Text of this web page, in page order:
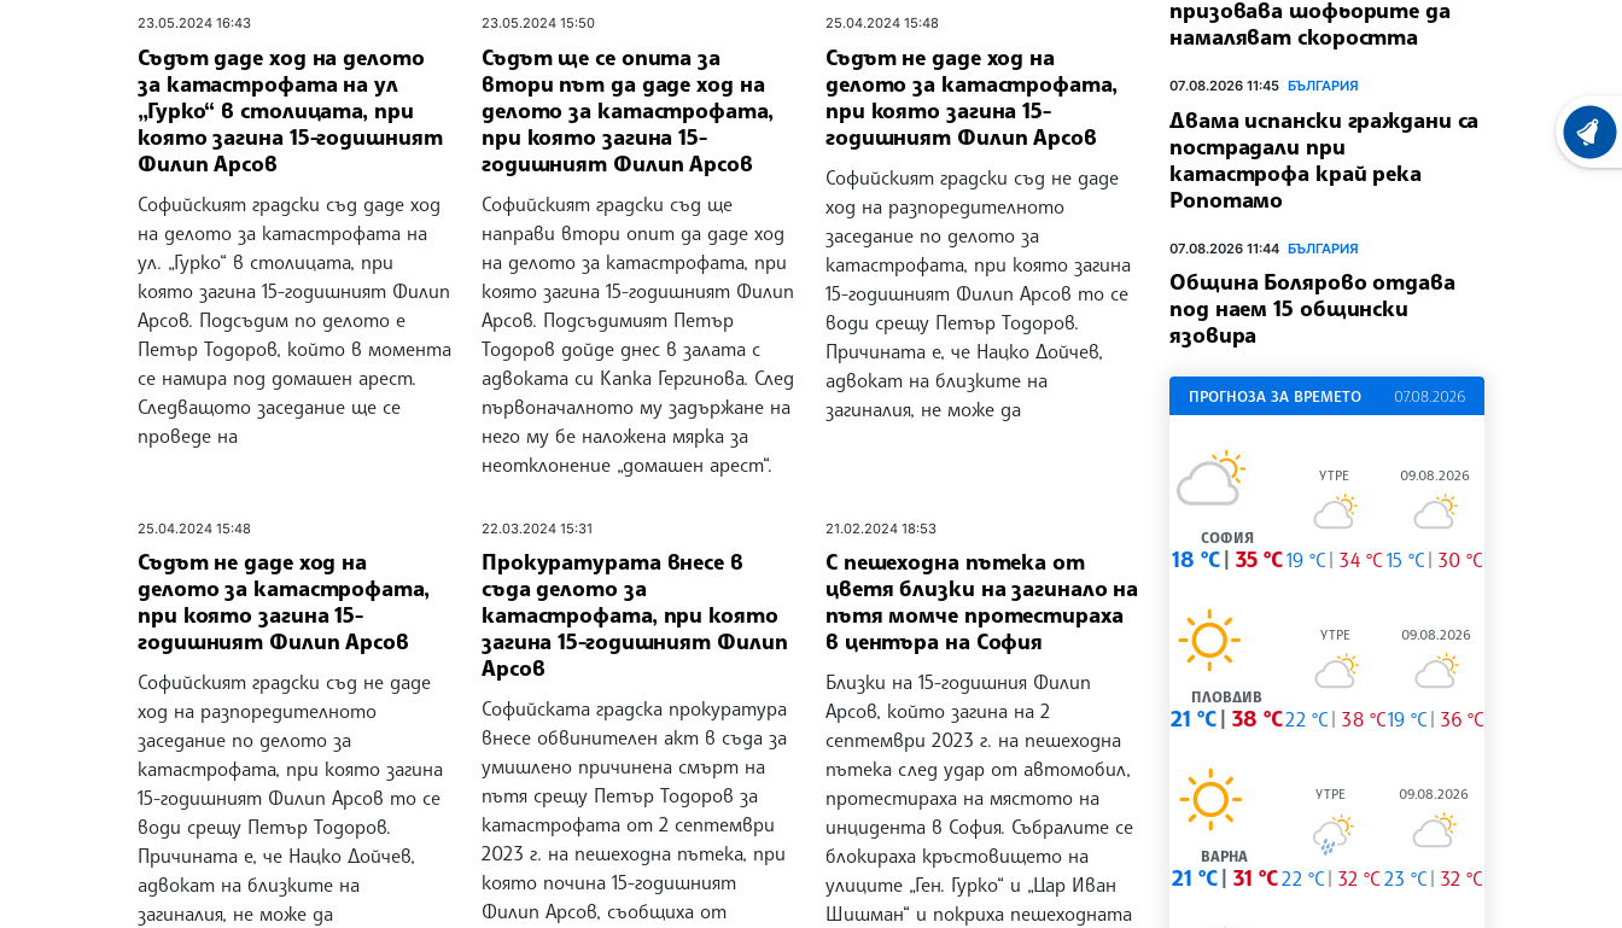
23.05.2024 16:43
Съдът даде ход на делото
за катастрофата на ул
„Гурко“ в столицата, при
която загина 15-годишният
Филип Арсов
Софийският градски съд даде ход
на делото за катастрофата на
ул. „Гурко“ в столицата, при
която загина 15-годишният Филип
Арсов. Подсъдим по делото е
Петър Тодоров, който в момента
се намира под домашен арест.
Следващото заседание ще се
проведе на
23.05.2024 15:50
Съдът ще се опита за
втори път да даде ход на
делото за катастрофата,
при която загина 15-
годишният Филип Арсов
Софийският градски съд ще
направи втори опит да даде ход
на делото за катастрофата, при
която загина 15-годишният Филип
Арсов. Подсъдимият Петър
Тодоров дойде днес в залата с
адвоката си Капка Гергинова. След
първоначалното му задържане на
него му бе наложена мярка за
неотклонение „домашен арест“.
25.04.2024 15:48
Съдът не даде ход на
делото за катастрофата,
при която загина 15-
годишният Филип Арсов
Софийският градски съд не даде
ход на разпоредителното
заседание по делото за
катастрофата, при която загина
15-годишният Филип Арсов то се
води срещу Петър Тодоров.
Причината е, че Нацко Дойчев,
адвокат на близките на
загиналия, не може да
25.04.2024 15:48
Съдът не даде ход на
делото за катастрофата,
при която загина 15-
годишният Филип Арсов
Софийският градски съд не даде
ход на разпоредителното
заседание по делото за
катастрофата, при която загина
15-годишният Филип Арсов то се
води срещу Петър Тодоров.
Причината е, че Нацко Дойчев,
адвокат на близките на
загиналия, не може да
22.03.2024 15:31
Прокуратурата внесе в
съда делото за
катастрофата, при която
загина 15-годишният Филип
Арсов
Софийската градска прокуратура
внесе обвинителен акт в съда за
умишлено причинена смърт на
пътя срещу Петър Тодоров за
катастрофата от 2 септември
2023 г. на пешеходна пътека, при
която почина 15-годишният
Филип Арсов, съобщиха от
21.02.2024 18:53
С пешеходна пътека от
цветя близки на загинало на
пътя момче протестираха
в центъра на София
Близки на 15-годишния Филип
Арсов, който загина на 2
септември 2023 г. на пешеходна
пътека след удар от автомобил,
протестираха на мястото на
инцидента в София. Събралите се
блокираха кръстовището на
улиците „Ген. Гурко“ и „Цар Иван
Шишман“ и покриха пешеходната
призовава шофьорите да
намаляват скоростта
07.08.2026 11:45 БЪЛГАРИЯ
Двама испански граждани са
пострадали при
катастрофа край река
Ропотамо
07.08.2026 11:44 БЪЛГАРИЯ
Община Болярово отдава
под наем 15 общински
язовира
ПРОГНОЗА ЗА ВРЕМЕТО 07.08.2026
СОФИЯ
18 °C 35 °C
УТРЕ
19 °C 34 °C
09.08.2026
15 °C 30 °C
ПЛОВДИВ
21 °C 38 °C
УТРЕ
22 °C 38 °C
09.08.2026
19 °C 36 °C
ВАРНА
21 °C 31 °C
УТРЕ
22 °C 32 °C
09.08.2026
23 °C 32 °C